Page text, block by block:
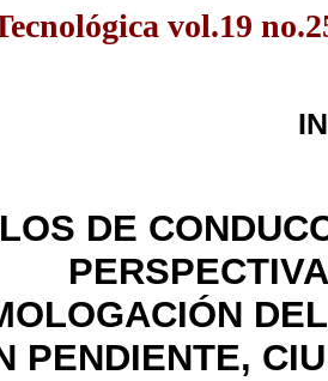
vol.19
DE
PENDIENTE,